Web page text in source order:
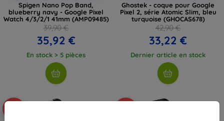
Spigen Nano Pop Band,
blueberry navy - Google Pixel
Watch 4/3/2/1 41mm (AMP09485)
39,90 €
35,92 €
En stock > 5 pièces
Ghostek - coque pour Google
Pixel 2, série Atomic Slim, bleu
turquoise (GHOCAS678)
42,90 €
33,22 €
Dernier article en stock